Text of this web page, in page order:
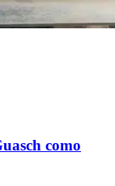
como